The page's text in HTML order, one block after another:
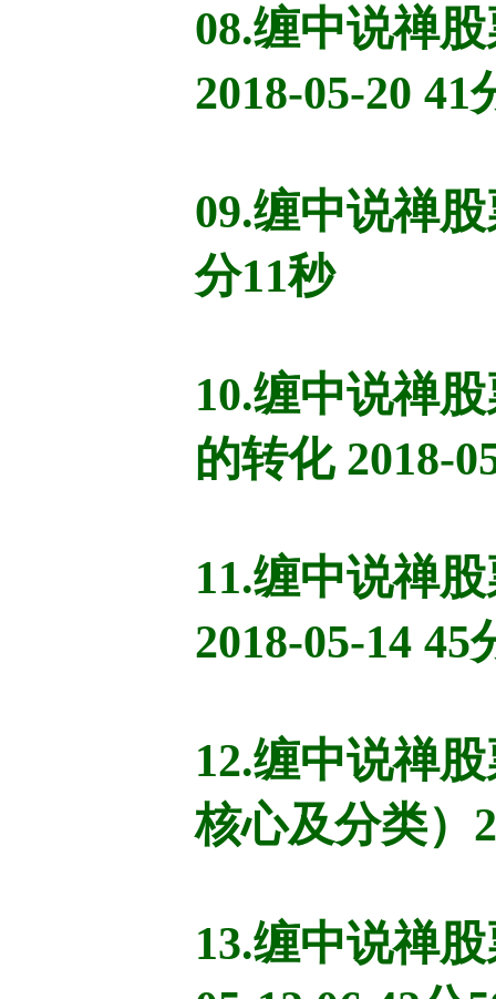
08.缠中说禅
2018-05-20 41
09.缠中说禅
分11秒
10.缠中说禅
的转化 2018-
11.缠中说禅
2018-05-14 45
12.缠中说禅
核心及分类）
13.缠中说禅